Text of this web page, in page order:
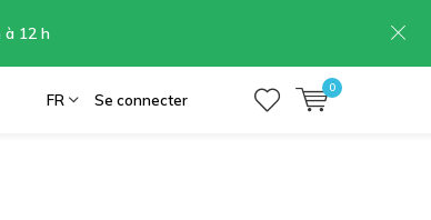
FR Se connecter
0
à 12 h